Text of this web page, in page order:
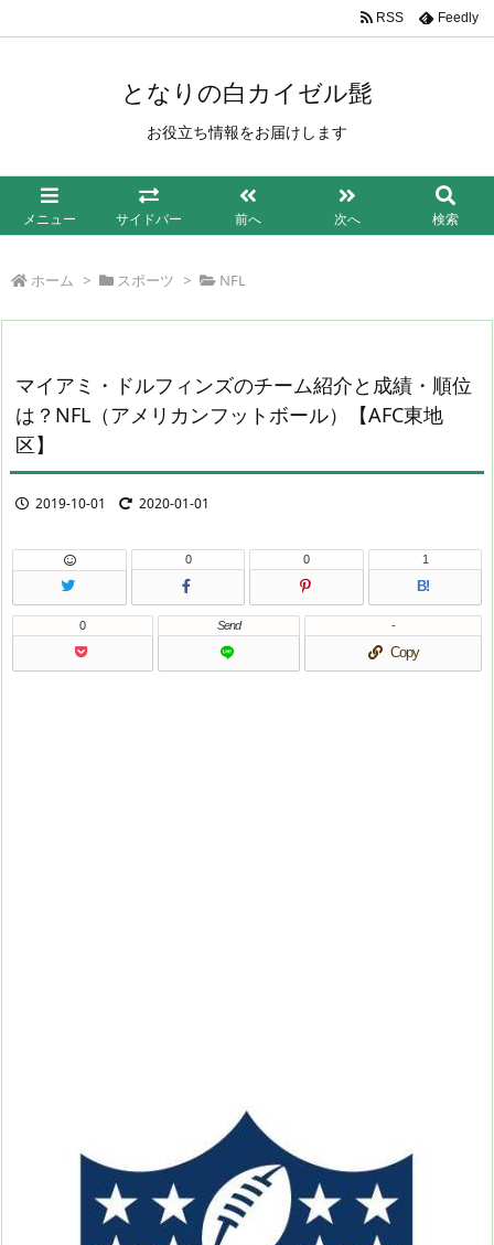
となりの白カイゼル髭
お役立ち情報をお届けします
メニュー サイドバー 前へ 次へ 検索
RSS Feedly
ホーム > スポーツ > NFL
マイアミ・ドルフィンズのチーム紹介と成績・順位
は？NFL（アメリカンフットボール）【AFC東地
区】
2019-10-01 2020-01-01
0 0
B!
1
0 Send
Copy
-